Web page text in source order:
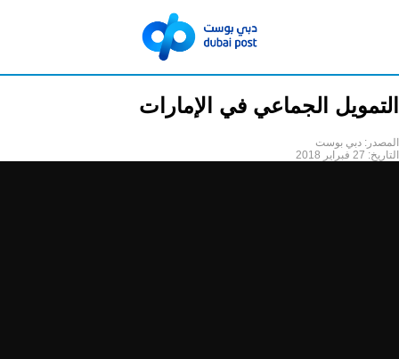
التمويل الجماعي في الإمارات
المصدر: دبي بوست
التاريخ: 27 فبراير 2018